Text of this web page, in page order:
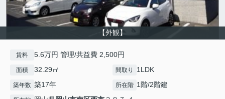
【外観】
賃料 5.6万円 管理/共益費 2,500円
面積 32.29㎡ 間取り 1LDK
築年数 築17年 所在階 1階/2階建